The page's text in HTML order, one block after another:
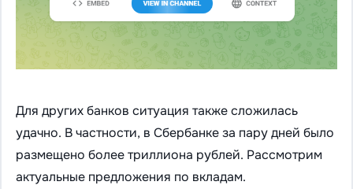
Для других банков ситуация также сложилась
удачно. В частности, в Сбербанке за пару дней было
размещено более триллиона рублей. Рассмотрим
актуальные предложения по вкладам.